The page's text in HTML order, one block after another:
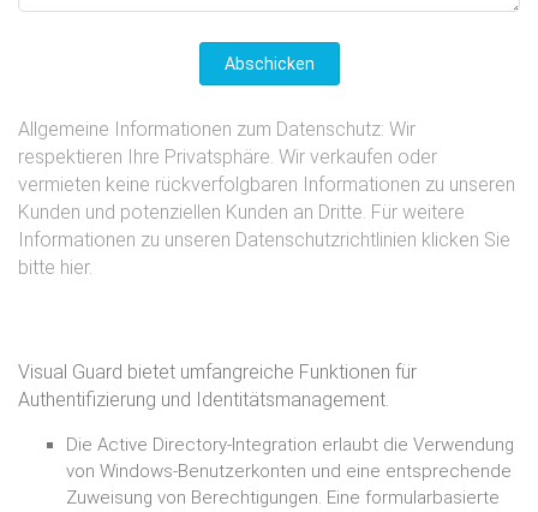
Allgemeine Informationen zum Datenschutz: Wir
respektieren Ihre Privatsphäre. Wir verkaufen oder
vermieten keine rückverfolgbaren Informationen zu unseren
Kunden und potenziellen Kunden an Dritte. Für weitere
Informationen zu unseren Datenschutzrichtlinien klicken Sie
bitte hier.
Visual Guard bietet umfangreiche Funktionen für
Authentifizierung und Identitätsmanagement.
Die Active Directory-Integration erlaubt die Verwendung
von Windows-Benutzerkonten und eine entsprechende
Zuweisung von Berechtigungen. Eine formularbasierte